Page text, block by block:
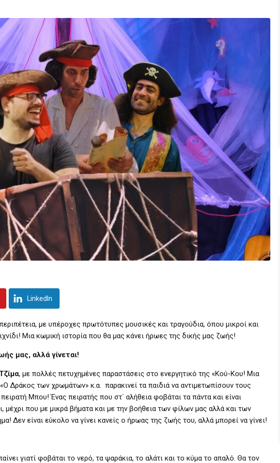
LinkedIn
με υπέροχες πρωτότυπες μουσικές και τραγούδια, όπου μικροί και
Μια κωμική ιστορία που θα μας κάνει ήρωες της δικής μας ζωής!
μας, αλλά γίνεται!
, με πολλές πετυχημένες παραστάσεις στο ενεργητικό της «Κού-Κου! Μια
Δράκος των χρωμάτων» κ.α. παρακινεί τα παιδιά να αντιμετωπίσουν τους
Μπου! Ένας πειρατής που στ΄ αλήθεια φοβάται τα πάντα και είναι
μέχρι που με μικρά βήματα και με την βοήθεια των φίλων μας αλλά και των
Δεν είναι εύκολο να γίνει κανείς ο ήρωας της ζωής του, αλλά μπορεί να γίνει!
γιατί φοβάται το νερό, τα ψαράκια, το αλάτι και το κύμα το απαλό. Θα τον